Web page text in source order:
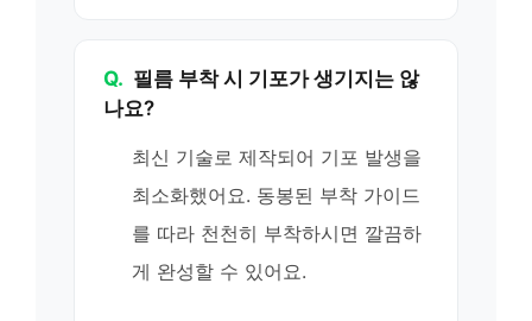
Q. 필름 부착 시 기포가 생기지는 않
나요?
최신 기술로 제작되어 기포 발생을
최소화했어요. 동봉된 부착 가이드
를 따라 천천히 부착하시면 깔끔하
게 완성할 수 있어요.